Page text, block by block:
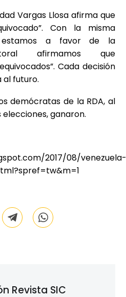
Vargas Llosa afirma que
Con la misma
estamos a favor de la
afirmamos que
Cada decisión
al futuro.
demócratas de la RDA, al
ganaron.
2017/08/venezuela-
Revista SIC